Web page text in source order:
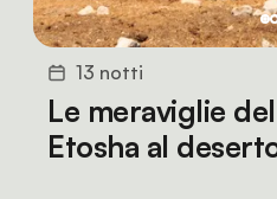
13 notti
Le meraviglie
Etosha al